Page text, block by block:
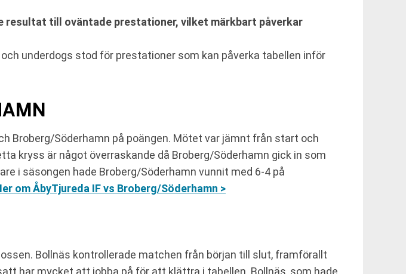
resultat till oväntade prestationer, vilket märkbart påverkar
underdogs stod för prestationer som kan påverka tabellen inför
Broberg/Söderhamn på poängen. Mötet var jämnt från start och
kryss är något överraskande då Broberg/Söderhamn gick in som
i säsongen hade Broberg/Söderhamn vunnit med 6-4 på
om ÅbyTjureda IF vs Broberg/Söderhamn >
Bollnäs kontrollerade matchen från början till slut, framförallt
har mycket att jobba på för att klättra i tabellen. Bollnäs, som hade